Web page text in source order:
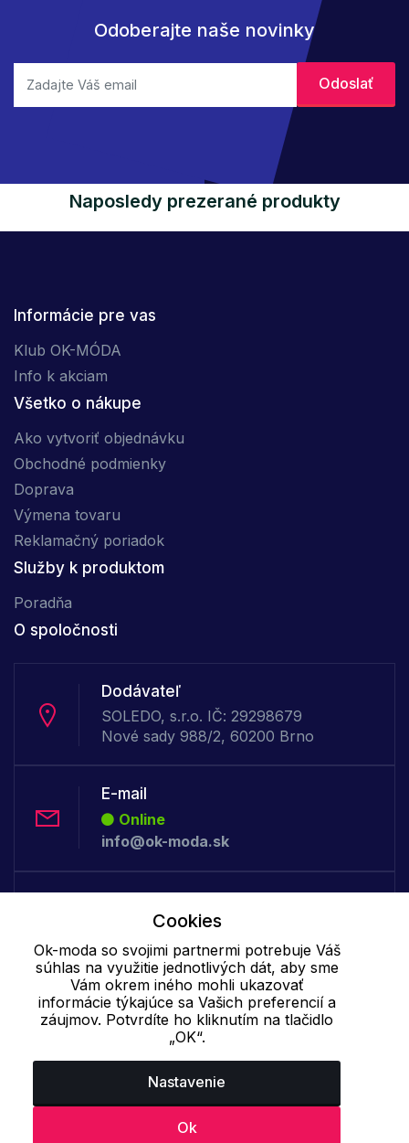
Odoberajte naše novinky
Naposledy prezerané produkty
Informácie pre vas
Klub OK-MÓDA
Info k akciam
Všetko o nákupe
Ako vytvoriť objednávku
Obchodné podmienky
Doprava
Výmena tovaru
Reklamačný poriadok
Služby k produktom
Poradňa
O spoločnosti
Dodávateľ
SOLEDO, s.r.o. IČ: 29298679
Nové sady 988/2, 60200 Brno
E-mail
Online
info@ok-moda.sk
Online
+421 277 278 079
Cookie - podrobné nastavenie| Ďalšie informácie|Spracovanie
osobných údajov
Cookies
Ok-moda so svojimi partnermi potrebuje Váš
súhlas na využitie jednotlivých dát, aby sme
Vám okrem iného mohli ukazovať
informácie týkajúce sa Vašich preferencií a
záujmov. Potvrdíte ho kliknutím na tlačidlo
„OK“.
Nastavenie
Ok